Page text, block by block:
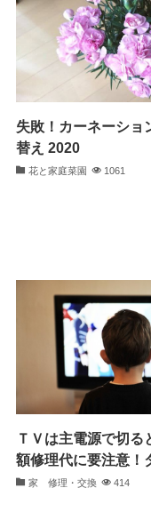
失敗！カーネーショ
替え 2020
花と家庭菜園 1061
ＴＶは主電源で切る
額修理代に要注意！
家 修理・交換 414